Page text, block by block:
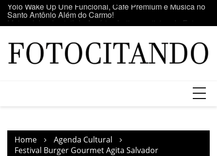
Skip
content
Maior clube de vinil da América Latina participa da Feira
do Vinil no Shopping Center Lapa
Home
Agenda Cultural
Festival Burger Gourmet Agita Salvador